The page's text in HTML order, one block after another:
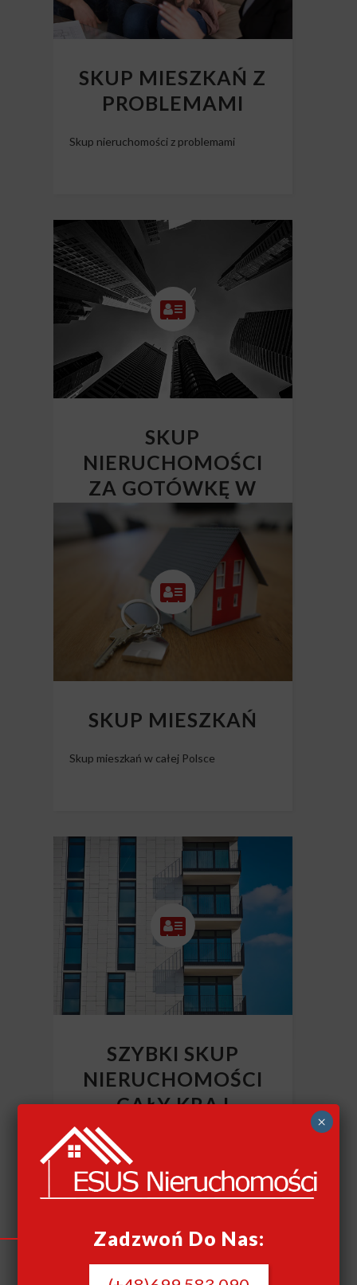
SKUP MIESZKAŃ Z
PROBLEMAMI
Skup nieruchomości z problemami
SKUP
NIERUCHOMOŚCI
ZA GOTÓWKĘ W
CAŁEJ POLSCE
Skup nieruchomości Polska
SKUP MIESZKAŃ
Skup mieszkań w całej Polsce
SZYBKI SKUP
NIERUCHOMOŚCI
CAŁY KRAJ
Szybki skup nieruchomości
Zadzwoń Do Nas:
×